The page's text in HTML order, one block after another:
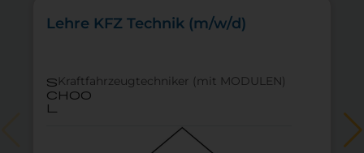
Lehre KFZ Technik (m/w/d)
s
choo
l
Kraftfahrzeugtechniker (mit MODULEN)